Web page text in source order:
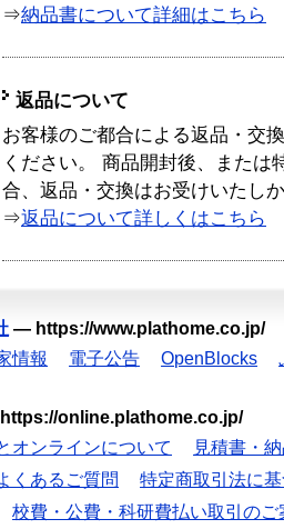
⇒納品書について詳細はこちら
返品について
お客様のご都合による返品・交
ください。 商品開封後、または
合、返品・交換はお受けいたし
⇒返品について詳しくはこちら
— https://www.plathome.co.jp/
情報 電子公告 OpenBlocks
https://online.plathome.co.jp/
オンラインについて
見積書・
くあるご質問
特定商取引法に
校費・公費・科研費払い取引のご